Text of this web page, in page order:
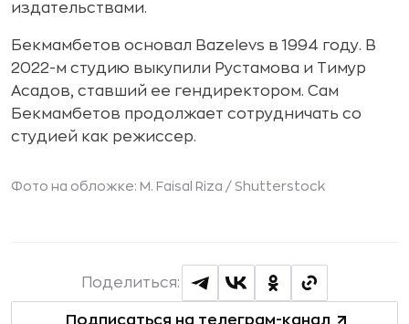
издательствами.
Бекмамбетов основал Bazelevs в 1994 году. В
2022-м студию выкупили Рустамова и Тимур
Асадов, ставший ее гендиректором. Сам
Бекмамбетов продолжает сотрудничать со
студией как режиссер.
Фото на обложке: M. Faisal Riza / Shutterstock
Подписаться на телеграм-канал
Поделиться: